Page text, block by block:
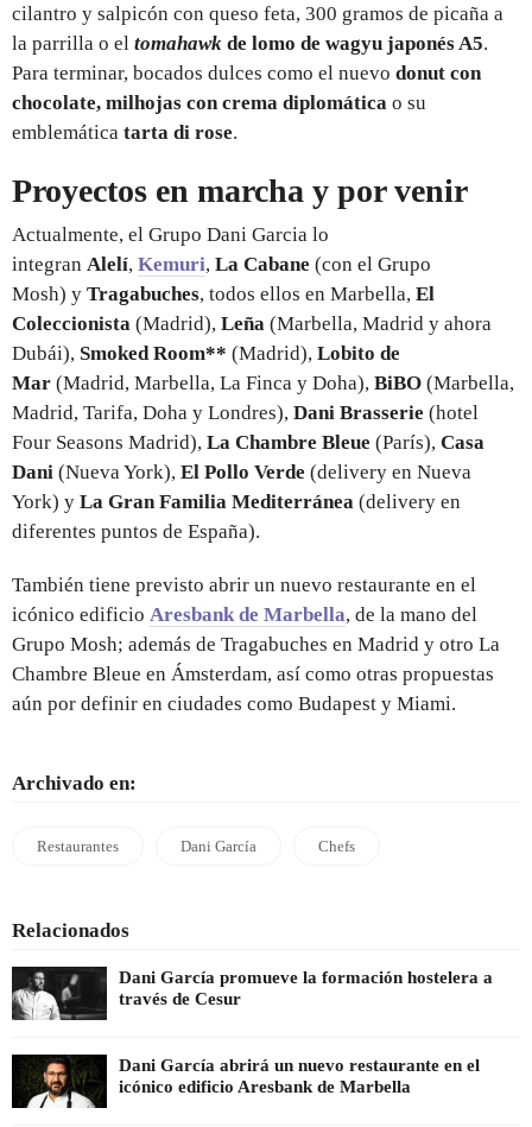
cilantro y salpicón con queso feta, 300 gramos de picaña a
la parrilla o el tomahawk de lomo de wagyu japonés A5.
Para terminar, bocados dulces como el nuevo donut con
chocolate, milhojas con crema diplomática o su
emblemática tarta di rose.
Proyectos en marcha y por venir
Actualmente, el Grupo Dani Garcia lo
integran Alelí, Kemuri, La Cabane (con el Grupo
Mosh) y Tragabuches, todos ellos en Marbella, El
Coleccionista (Madrid), Leña (Marbella, Madrid y ahora
Dubái), Smoked Room** (Madrid), Lobito de
Mar (Madrid, Marbella, La Finca y Doha), BiBO (Marbella,
Madrid, Tarifa, Doha y Londres), Dani Brasserie (hotel
Four Seasons Madrid), La Chambre Bleue (París), Casa
Dani (Nueva York), El Pollo Verde (delivery en Nueva
York) y La Gran Familia Mediterránea (delivery en
diferentes puntos de España).
También tiene previsto abrir un nuevo restaurante en el
icónico edificio Aresbank de Marbella, de la mano del
Grupo Mosh; además de Tragabuches en Madrid y otro La
Chambre Bleue en Ámsterdam, así como otras propuestas
aún por definir en ciudades como Budapest y Miami.
Archivado en:
Restaurantes Dani García Chefs
Relacionados
Dani García promueve la formación hostelera a
través de Cesur
Dani García abrirá un nuevo restaurante en el
icónico edificio Aresbank de Marbella